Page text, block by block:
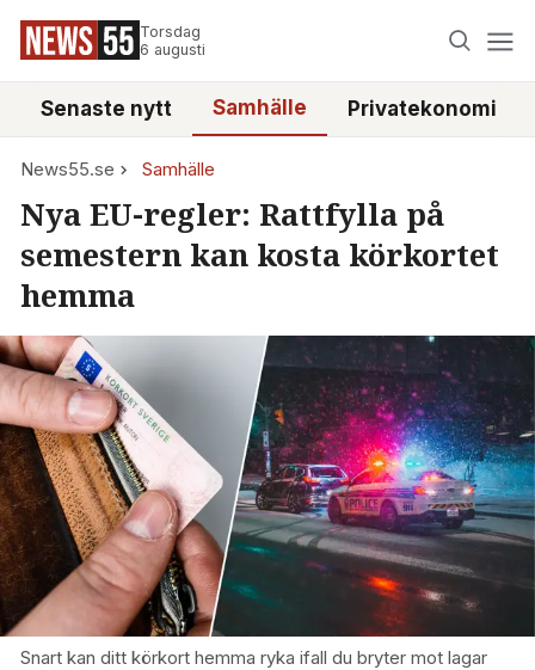
Torsdag
6 augusti
Senaste nytt Samhälle Privatekonomi
News55.se Samhälle
Nya EU-regler: Rattfylla på
semestern kan kosta körkortet
hemma
Snart kan ditt körkort hemma ryka ifall du bryter mot lagar